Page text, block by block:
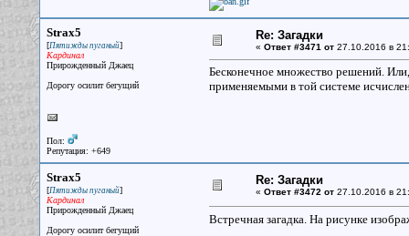
Strax5
[Пятижды пуганый]
Кардинал
Прирожденный Джаец
Дорогу осилит бегущий
Пол:
Репутация: +649
Re: Загадки
« Ответ #3471 от27.10.2016 в
Бесконечное множество решений.
применяемыми в той системе
Strax5
[Пятижды пуганый]
Кардинал
Прирожденный Джаец
Дорогу осилит бегущий
Re: Загадки
« Ответ #3472 от27.10.2016 в
Встречная загадка. На рисунке